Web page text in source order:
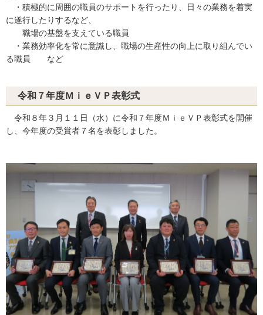
・積極的に周囲の職員のサポートを行ったり、日々の業務を着実
に遂行したりするなど、
職場の基盤を支えている職員
・業務効率化を常に意識し、職場の生産性の向上に取り組んでい
る職員 など
令和７年度ＭｉｅＶＰ表彰式
令和８年３月１１日（水）に令和７年度ＭｉｅＶＰ表彰式を開催
し、今年度の受賞者７名を表彰しました。